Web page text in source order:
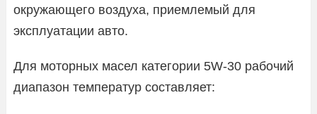
окружающего воздуха, приемлемый для
эксплуатации авто.
Для моторных масел категории 5W-30 рабочий
диапазон температур составляет: